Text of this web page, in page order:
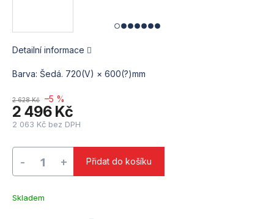
2 628 Kč –5 %
2 496 Kč
2 063 Kč bez DPH
cena:
Skladem
Přidat do košíku
Barva: Šedá. 720(V) × 600(?)mm
Detailní informace